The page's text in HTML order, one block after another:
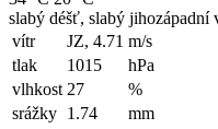
slabý déšť, slabý jihozápadní
vítr
JZ, 4.71 m/s
tlak
1015
hPa
vlhkost 27
%
srážky 1.74 mm